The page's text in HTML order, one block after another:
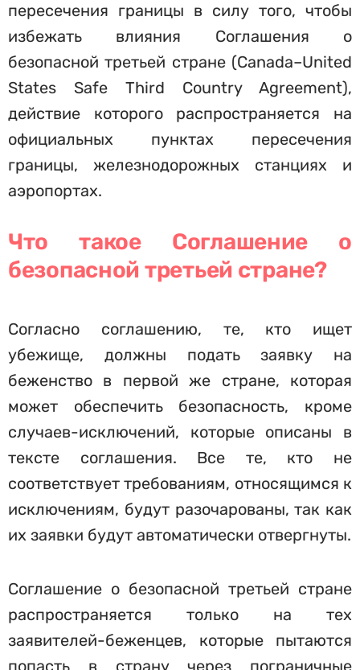
пересечения границы в силу того, чтобы
избежать влияния Соглашения о
безопасной третьей стране (Canada–United
States Safe Third Country Agreement),
действие которого распространяется на
официальных пунктах пересечения
границы, железнодорожных станциях и
аэропортах.
Что такое Соглашение о
безопасной третьей стране?
Согласно соглашению, те, кто ищет
убежище, должны подать заявку на
беженство в первой же стране, которая
может обеспечить безопасность, кроме
случаев-исключений, которые описаны в
тексте соглашения. Все те, кто не
соответствует требованиям, относящимся к
исключениям, будут разочарованы, так как
их заявки будут автоматически отвергнуты.
Соглашение о безопасной третьей стране
распространяется только на тех
заявителей-беженцев, которые пытаются
попасть в страну через пограничные